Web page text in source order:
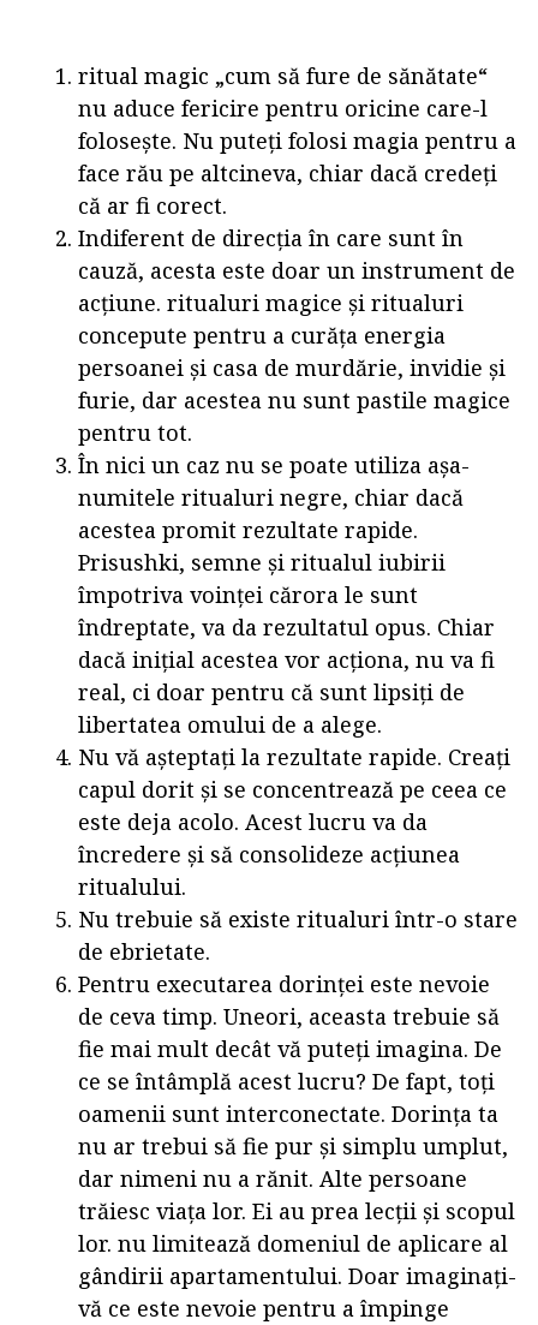
ritual magic „cum să fure de sănătate“
nu aduce fericire pentru oricine care-l
folosește. Nu puteți folosi magia pentru a
face rău pe altcineva, chiar dacă credeți
că ar fi corect.
Indiferent de direcția în care sunt în
cauză, acesta este doar un instrument de
acțiune. ritualuri magice și ritualuri
concepute pentru a curăța energia
persoanei și casa de murdărie, invidie și
furie, dar acestea nu sunt pastile magice
pentru tot.
În nici un caz nu se poate utiliza așa-
numitele ritualuri negre, chiar dacă
acestea promit rezultate rapide.
Prisushki, semne și ritualul iubirii
împotriva voinței cărora le sunt
îndreptate, va da rezultatul opus. Chiar
dacă inițial acestea vor acționa, nu va fi
real, ci doar pentru că sunt lipsiți de
libertatea omului de a alege.
Nu vă așteptați la rezultate rapide. Creați
capul dorit și se concentrează pe ceea ce
este deja acolo. Acest lucru va da
încredere și să consolideze acțiunea
ritualului.
Nu trebuie să existe ritualuri într-o stare
de ebrietate.
Pentru executarea dorinței este nevoie
de ceva timp. Uneori, aceasta trebuie să
fie mai mult decât vă puteți imagina. De
ce se întâmplă acest lucru? De fapt, toți
oamenii sunt interconectate. Dorința ta
nu ar trebui să fie pur și simplu umplut,
dar nimeni nu a rănit. Alte persoane
trăiesc viața lor. Ei au prea lecții și scopul
lor. nu limitează domeniul de aplicare al
gândirii apartamentului. Doar imaginați-
vă ce este nevoie pentru a împinge